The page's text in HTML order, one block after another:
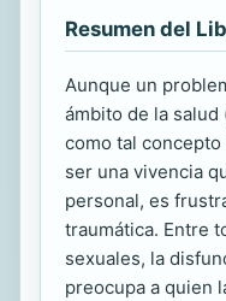
Resumen del
Aunque un
ámbito de la salud
como tal
ser una vivencia
personal, es
traumática. Entre
sexuales, la
preocupa a quien